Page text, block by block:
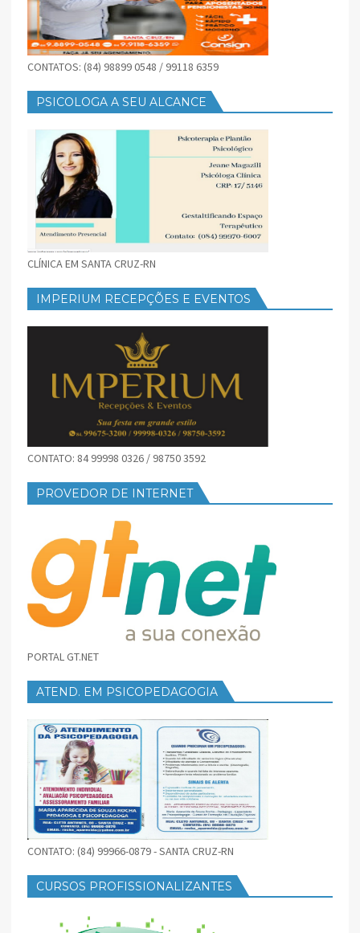
CONTATOS: (84) 98899 0548 / 99118 6359
PSICOLOGA A SEU ALCANCE
CLÍNICA EM SANTA CRUZ-RN
IMPERIUM RECEPÇÕES E EVENTOS
CONTATO: 84 99998 0326 / 98750 3592
PROVEDOR DE INTERNET
PORTAL GT.NET
ATEND. EM PSICOPEDAGOGIA
CONTATO: (84) 99966-0879 - SANTA CRUZ-RN
CURSOS PROFISSIONALIZANTES